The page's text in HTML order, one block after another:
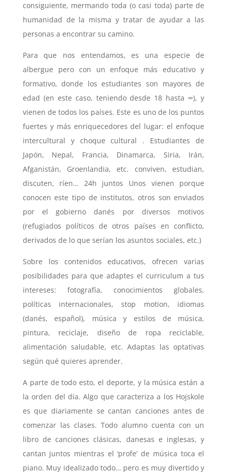
consiguiente, mermando toda (o casi toda) parte de
humanidad de la misma y tratar de ayudar a las
personas a encontrar su camino.
Para que nos entendamos, es una especie de
albergue pero con un enfoque más educativo y
formativo, donde los estudiantes son mayores de
edad (en este caso, teniendo desde 18 hasta ∞), y
vienen de todos los países. Este es uno de los puntos
fuertes y más enriquecedores del lugar: el enfoque
intercultural y choque cultural . Estudiantes de
Japón, Nepal, Francia, Dinamarca, Siria, Irán,
Afganistán, Groenlandia, etc. conviven, estudian,
discuten, ríen… 24h juntos Unos vienen porque
conocen este tipo de institutos, otros son enviados
por el gobierno danés por diversos motivos
(refugiados políticos de otros países en conflicto,
derivados de lo que serían los asuntos sociales, etc.)
Sobre los contenidos educativos, ofrecen varias
posibilidades para que adaptes el curriculum a tus
intereses: fotografía, conocimientos globales,
políticas internacionales, stop motion, idiomas
(danés, español), música y estilos de música,
pintura, reciclaje, diseño de ropa reciclable,
alimentación saludable, etc. Adaptas las optativas
según qué quieres aprender.
A parte de todo esto, el deporte, y la música están a
la orden del día. Algo que caracteriza a los Hojskole
es que diariamente se cantan canciones antes de
comenzar las clases. Todo alumno cuenta con un
libro de canciones clásicas, danesas e inglesas, y
cantan juntos mientras el ‘profe’ de música toca el
piano. Muy idealizado todo… pero es muy divertido y